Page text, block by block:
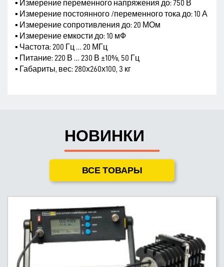
▪ Измерение переменного напряжения до: 750 В
▪ Измерение постоянного /переменного тока до: 10 А
▪ Измерение сопротивления до: 20 МОм
▪ Измерение емкости до: 10 мФ
▪ Частота: 200 Гц … 20 МГц
▪ Питание: 220 В … 230 В ±10%, 50 Гц
▪ Габариты, вес: 280х260х100, 3 кг
НОВИНКИ
ВСЕ ТОВАРЫ